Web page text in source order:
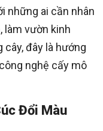
những ai cần nhân
làm vườn kinh
đây là hướng
nghệ cấy mô
Đổi Màu